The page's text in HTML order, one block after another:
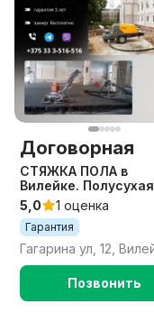
Договорная
СТЯЖКА ПОЛА в
Вилейке. Полусухая
механизированная.
5,0 1 оценка
Гарантия
Позвонить